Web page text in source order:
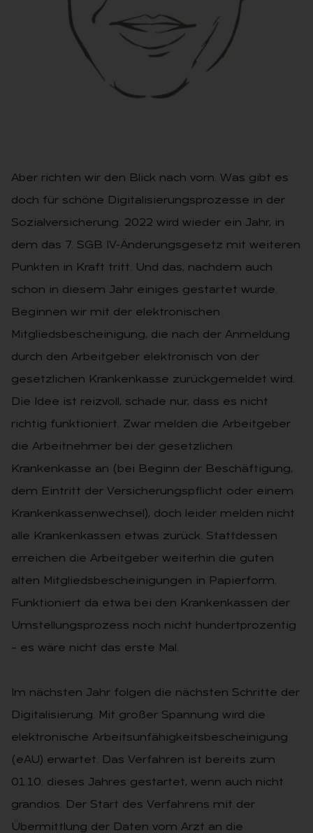
Aber richten wir den Blick nach vorn. Was gibt es
doch für schöne Digitalisierungsprozesse in der
Sozialversicherung. 2022 wird wieder ein Jahr, in
dem das 7. SGB IV-Änderungsgesetz mit weiteren
Punkten in Kraft tritt. Und das, nachdem auch
schon in diesem Jahr einiges gestartet wurde.
Beginnen wir mit der elektronischen
Mitgliedsbescheinigung, die nach der Anmeldung
durch den Arbeitgeber elektronisch von der
gesetzlichen Krankenkasse zurückgemeldet wird.
Die Idee ist reizvoll, schade nur, dass es nicht
richtig funktioniert. Zwar melden die Arbeitgeber
die Arbeitnehmer bei der gesetzlichen
Krankenkasse an (bei Beginn der Beschäftigung,
dem Eintritt der Versicherungspflicht oder einem
Krankenkassenwechsel), doch leider melden nicht
alle Krankenkassen etwas zurück. Stattdessen
erreichen die Arbeitgeber weiterhin die guten
alten Mitgliedsbescheinigungen in Papierform.
Funktioniert da etwa bei den Krankenkassen der
Umstellungsprozess noch nicht hundertprozentig
– es wäre nicht das erste Mal.
Im nächsten Jahr folgen die nächsten Schritte der
Digitalisierung. Mit großer Spannung wird die
elektronische Arbeitsunfähigkeitsbescheinigung
(eAU) erwartet. Das Verfahren ist bereits zum
01.10. dieses Jahres gestartet, wenn auch nicht
grandios. Der Start des Verfahrens mit der
Übermittlung der Daten vom Arzt an die